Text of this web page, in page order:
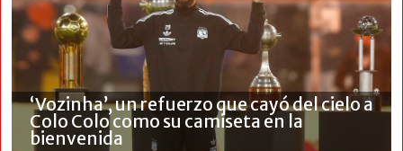
‘Vozinha’, un refuerzo que cayó del cielo a
Colo Colo como su camiseta en la
bienvenida